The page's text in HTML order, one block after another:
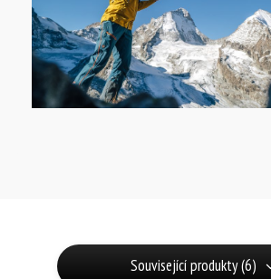
Související produkty (6)